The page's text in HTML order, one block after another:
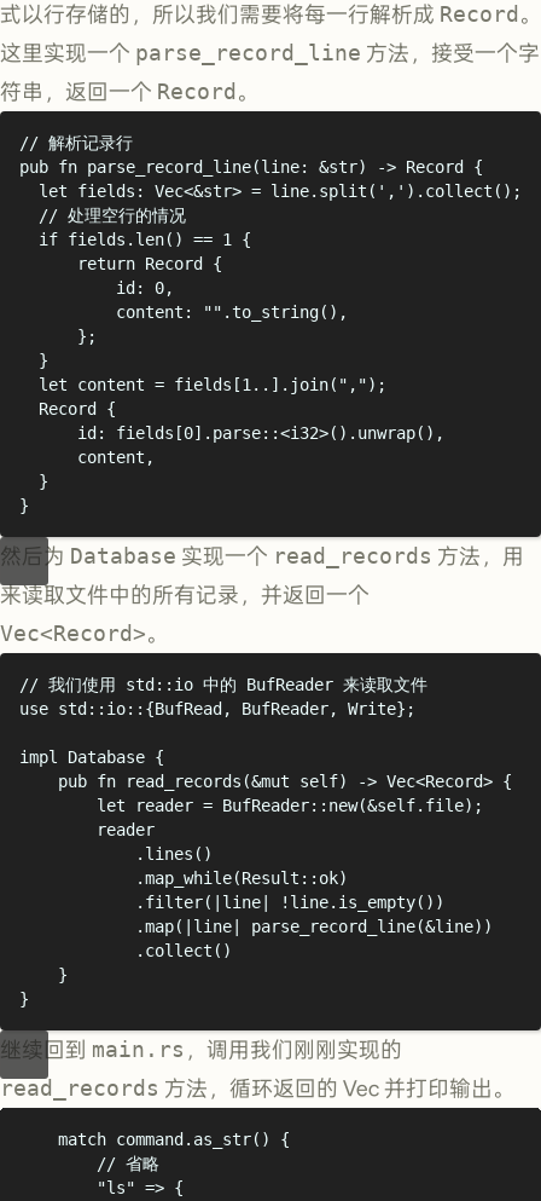
式以行存储的，所以我们需要将每一行解析成 Record 。
这里实现一个 parse_record_line 方法，接受一个字
符串，返回一个 Record 。
// 解析记录行
pub fn parse_record_line(line: &str) -> Record
{
let fields : Vec<&str> = line. split ( ' , ' ). collect ();
// 处理空行的情况
if fields . len() == 1
{
return Record
{
id : 0,
content : "" .to_string(),
};
}
let content = fields [1 ..]. join( " , ");
Record
{
id : fields [0]. parse::<i32>(). unwrap(),
content ,
}
}
然后为 Database 实现一个 read_records 方法，用
来读取文件中的所有记录，并返回一个
Vec<Record>。
// 我们使用 std::io 中的 BufReader 来读取文件
use std :: io::{BufRead , BufReader, Write};
impl Database {
pub fn read_records (&mut self) -> Vec<Record> {
let reader = BufReader:: new(&self. file);
reader
. lines ()
.map_while(Result :: ok)
. filter(| line ! line. is_empty())
.map(| line parse_record_line(&line))
. collect ()
}
}
继续回到 main.rs ，调用我们刚刚实现的
read_records 方法，循环返回的 Vec 并打印输出。
match command . as_str()
{
// 省略
"ls" => {